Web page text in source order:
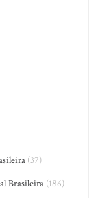
(37)
Brasileira (186)